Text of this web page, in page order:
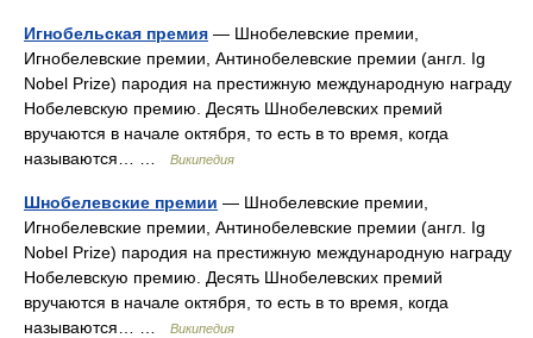
Игнобельская премия — Шнобелевские премии,
Игнобелевские премии, Антинобелевские премии (англ. Ig
Nobel Prize) пародия на престижную международную награду
Нобелевскую премию. Десять Шнобелевских премий
вручаются в начале октября, то есть в то время, когда
называются… …
Википедия
Шнобелевские премии — Шнобелевские премии,
Игнобелевские премии, Антинобелевские премии (англ. Ig
Nobel Prize) пародия на престижную международную награду
Нобелевскую премию. Десять Шнобелевских премий
вручаются в начале октября, то есть в то время, когда
называются… …
Википедия